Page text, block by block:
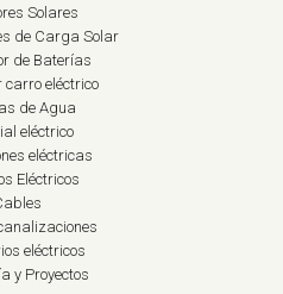
Solares
de Carga Solar
de Baterías
eléctrico
de Agua
eléctrico
eléctricas
Eléctricos
eléctricos
y Proyectos